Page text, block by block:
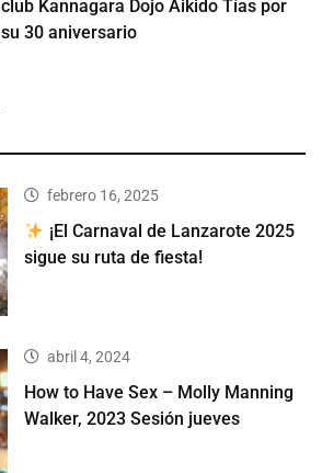
club Kannagara Dojo Aikido Tías por
su 30 aniversario
febrero 16, 2025
¡El Carnaval de Lanzarote 2025
sigue su ruta de fiesta!
abril 4, 2024
How to Have Sex – Molly Manning
Walker, 2023 Sesión jueves